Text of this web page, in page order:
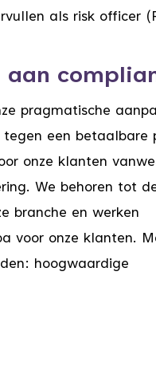
als risk officer
aan
pragmatische
een betaalbare
onze klanten
We behoren tot
branche en werken
voor onze klanten.
hoogwaardige